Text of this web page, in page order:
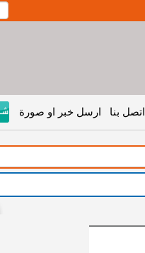
اتصل بنا ارسل خبر او صورة